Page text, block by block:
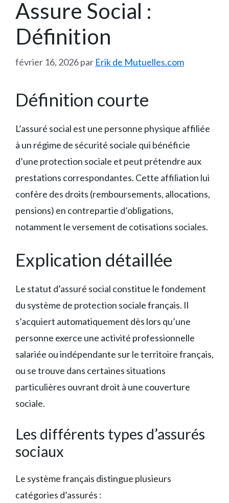
Assure Social :
Définition
février 16, 2026par Erik de Mutuelles.com
Définition courte
L’assuré social est une personne physique affiliée
à un régime de sécurité sociale qui bénéficie
d’une protection sociale et peut prétendre aux
prestations correspondantes. Cette affiliation lui
confère des droits (remboursements, allocations,
pensions) en contrepartie d’obligations,
notamment le versement de cotisations sociales.
Explication détaillée
Le statut d’assuré social constitue le fondement
du système de protection sociale français. Il
s’acquiert automatiquement dès lors qu’une
personne exerce une activité professionnelle
salariée ou indépendante sur le territoire français,
ou se trouve dans certaines situations
particulières ouvrant droit à une couverture
sociale.
Les différents types d’assurés
sociaux
Le système français distingue plusieurs
catégories d’assurés :